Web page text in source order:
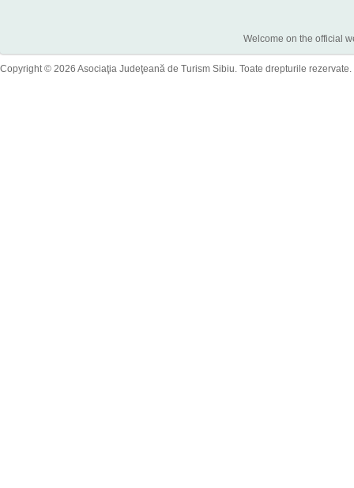
Welcome on the official
Copyright © 2026 Asociaţia Judeţeană de Turism Sibiu. Toate drepturile rezervate.